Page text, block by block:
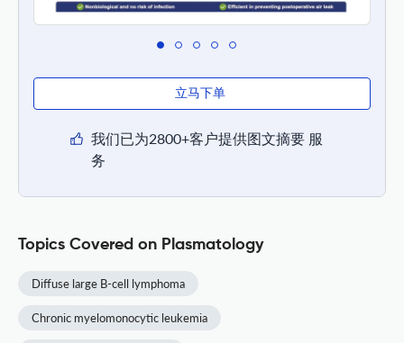
立马下单
我们已为2800+客户提供图文摘要 服
务
Topics Covered on Plasmatology
Diffuse large B-cell lymphoma
Chronic myelomonocytic leukemia